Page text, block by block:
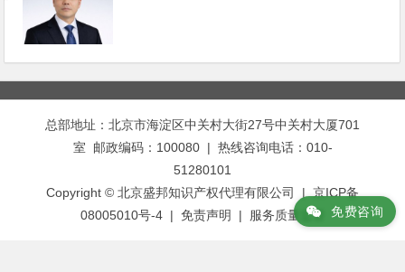
总部地址：北京市海淀区中关村大街27号中关村大厦701
室 邮政编码：100080 | 热线咨询电话：010-
51280101
Copyright © 北京盛邦知识产权代理有限公司 | 京ICP备
08005010号-4 | 免责声明 | 服务质量监督 免费咨询